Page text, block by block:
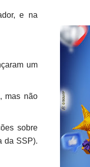
e na
um
mas não
sobre
da SSP).